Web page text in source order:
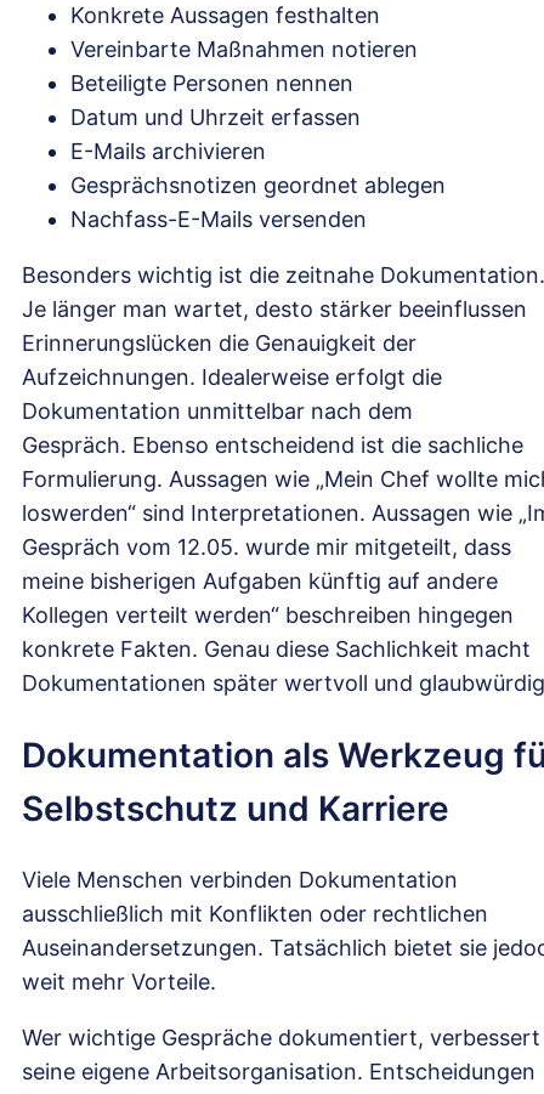
Konkrete Aussagen festhalten
Vereinbarte Maßnahmen notieren
Beteiligte Personen nennen
Datum und Uhrzeit erfassen
E-Mails archivieren
Gesprächsnotizen geordnet ablegen
Nachfass-E-Mails versenden
Besonders wichtig ist die zeitnahe Dokumentation.
Je länger man wartet, desto stärker beeinflussen
Erinnerungslücken die Genauigkeit der
Aufzeichnungen. Idealerweise erfolgt die
Dokumentation unmittelbar nach dem
Gespräch. Ebenso entscheidend ist die sachliche
Formulierung. Aussagen wie „Mein Chef wollte
loswerden“ sind Interpretationen. Aussagen wie
Gespräch vom 12.05. wurde mir mitgeteilt, dass
meine bisherigen Aufgaben künftig auf andere
Kollegen verteilt werden“ beschreiben hingegen
konkrete Fakten. Genau diese Sachlichkeit macht
Dokumentationen später wertvoll und
Dokumentation als Werkzeug
Selbstschutz und Karriere
Viele Menschen verbinden Dokumentation
ausschließlich mit Konflikten oder rechtlichen
Auseinandersetzungen. Tatsächlich bietet sie
weit mehr Vorteile.
Wer wichtige Gespräche dokumentiert, verbessert
seine eigene Arbeitsorganisation. Entscheidungen